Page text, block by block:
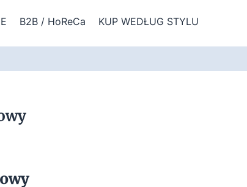
B2B / HoReCa KUP WEDŁUG STYLU